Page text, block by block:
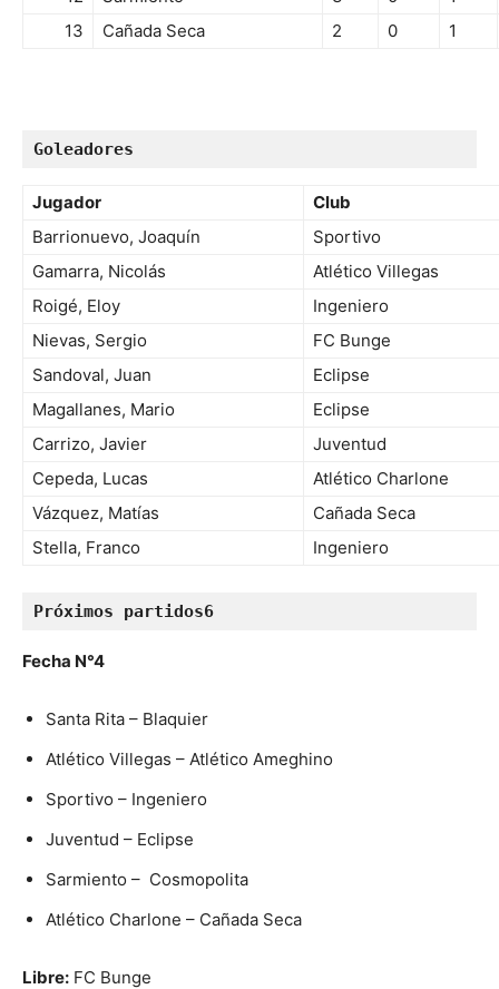
13
Cañada Seca 2 0 1
Goleadores
Jugador
Club
Barrionuevo, Joaquín
Sportivo
Gamarra, Nicolás
Atlético Villegas
Roigé, Eloy
Ingeniero
Nievas, Sergio
FC Bunge
Sandoval, Juan
Eclipse
Magallanes, Mario
Eclipse
Carrizo, Javier
Juventud
Cepeda, Lucas
Atlético Charlone
Vázquez, Matías
Cañada Seca
Stella, Franco
Ingeniero
Próximos partidos6
Fecha N°4
Santa Rita – Blaquier
Atlético Villegas – Atlético Ameghino
Sportivo – Ingeniero
Juventud – Eclipse
Sarmiento – Cosmopolita
Atlético Charlone – Cañada Seca
Libre: FC Bunge